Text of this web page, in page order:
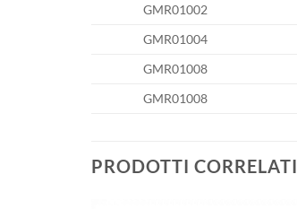
GMR01002
GMR01004
GMR01008
GMR01008
PRODOTTI CORRELATI